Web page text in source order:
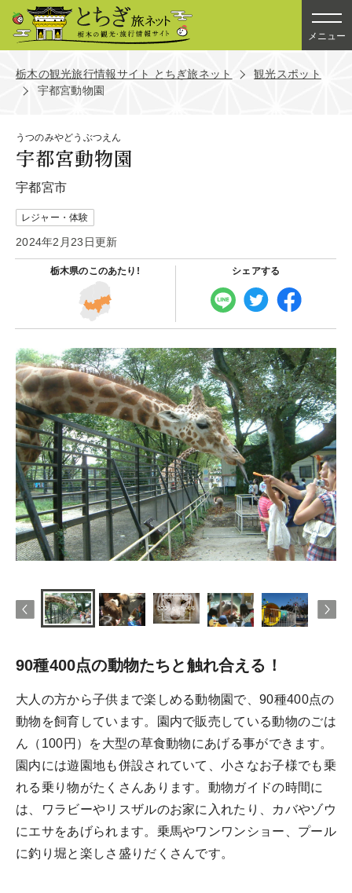
メニュー
栃木の観光旅行情報サイト とちぎ旅ネット
観光スポット
宇都宮動物園
うつのみやどうぶつえん
宇都宮動物園
宇都宮市
レジャー・体験
2024年2月23日更新
栃木県のこのあたり! シェアする
90種400点の動物たちと触れ合える！
大人の方から子供まで楽しめる動物園で、90種400点の
動物を飼育しています。園内で販売している動物のごは
ん（100円）を大型の草食動物にあげる事ができます。
園内には遊園地も併設されていて、小さなお子様でも乗
れる乗り物がたくさんあります。動物ガイドの時間に
は、ワラビーやリスザルのお家に入れたり、カバやゾウ
にエサをあげられます。乗馬やワンワンショー、プール
に釣り堀と楽しさ盛りだくさんです。